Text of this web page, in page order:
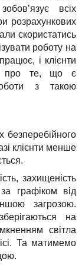
всіх
розрахункових
скористатись
роботу на
і клієнти
про те, що є
з такою
клієнти менше
захищеність
графіком від
загрозою.
на
світла
Та матимемо